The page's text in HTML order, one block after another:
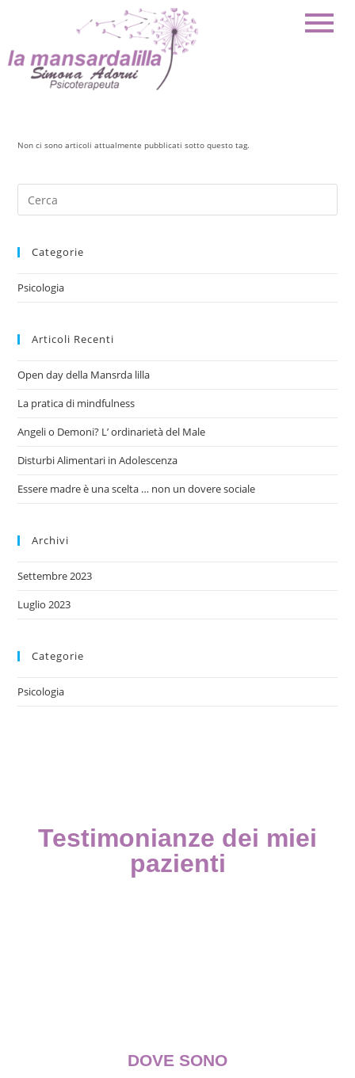
Non ci sono articoli attualmente pubblicati sotto questo tag.
Categorie
Psicologia
Articoli Recenti
Open day della Mansrda lilla
La pratica di mindfulness
Angeli o Demoni? L’ ordinarietà del Male
Disturbi Alimentari in Adolescenza
Essere madre è una scelta … non un dovere sociale
Archivi
Settembre 2023
Luglio 2023
Categorie
Psicologia
Testimonianze dei miei
pazienti
DOVE SONO